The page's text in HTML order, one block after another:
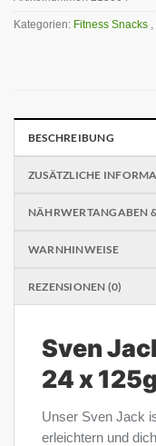
Kategorien: Fitness Snacks ,
BESCHREIBUNG
ZUSÄTZLICHE
NÄHRWERTANGABEN
WARNHINWEISE
REZENSIONEN (0)
Sven
24 x 125g
Unser Sven Jack
erleichtern und